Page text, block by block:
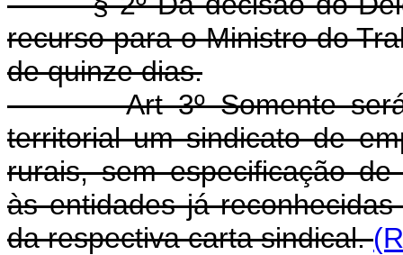
recurso para o Ministro do
de quinze dias.
Art 3º Somente será
territorial um sindicato de
rurais, sem especificação
às entidades já
da respectiva carta sindical.